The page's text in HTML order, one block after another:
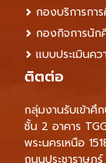
กองบริการกา
กองกิจการนัก
แบบประเมินค
ติตต่อ
กลุ่มงานรับเข้าศึ
ชั้น 2 อาคาร
พระนครเหนือ
ถนนประชาราษฎ